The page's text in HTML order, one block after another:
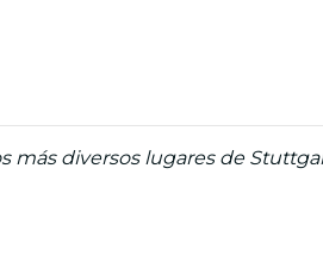
más diversos lugares de